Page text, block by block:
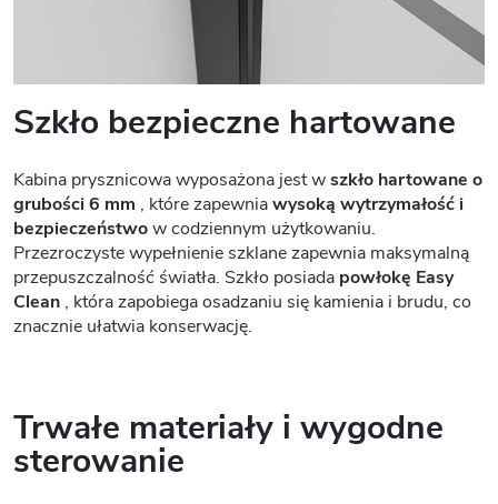
Szkło bezpieczne hartowane
Kabina prysznicowa wyposażona jest wszkło hartowane o
grubości 6 mm , które zapewniawysoką wytrzymałość i
bezpieczeństwow codziennym użytkowaniu.
Przezroczyste wypełnienie szklane zapewnia maksymalną
przepuszczalność światła. Szkło posiada powłokę Easy
Clean , która zapobiega osadzaniu się kamienia i brudu, co
znacznie ułatwia konserwację.
Trwałe materiały i wygodne
sterowanie